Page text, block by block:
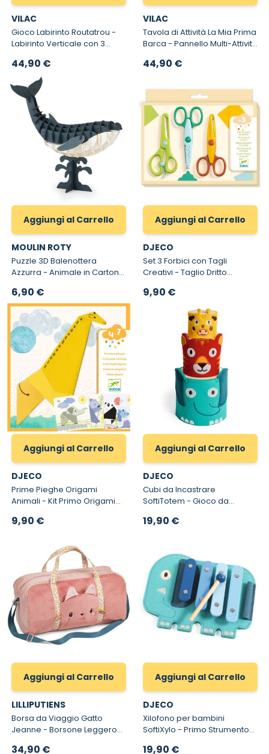
VILAC
Gioco Labirinto Routatrou -
Labirinto Verticale con 3
44,90 €
VILAC
Tavola di Attività La Mia Prima
Barca - Pannello Multi-Attività
Magnetica
44,90 €
Aggiungi al Carrello
MOULIN ROTY
Puzzle 3D Balenottera
Azzurra - Animale in Cartone
6,90 €
Aggiungi al Carrello
DJECO
Set 3 Forbici con Tagli
Creativi - Taglio Dritto
9,90 €
Aggiungi al Carrello
DJECO
Prime Pieghe Origami
Animali - Kit Primo Origami
9,90 €
Aggiungi al Carrello
DJECO
Cubi da Incastrare
SoftiTotem - Gioco da
19,90 €
Aggiungi al Carrello
LILLIPUTIENS
Borsa da Viaggio Gatto
Jeanne - Borsone Leggero
34,90 €
Aggiungi al Carrello
DJECO
Xilofono per bambini
SoftiXylo - Primo Strumento
19,90 €